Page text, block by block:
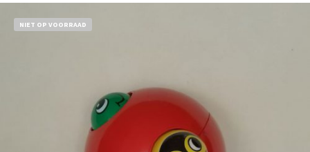
NIET OP VOORRAAD